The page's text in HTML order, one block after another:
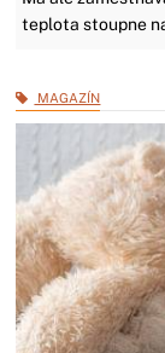
teplota stoupne
MAGAZÍN